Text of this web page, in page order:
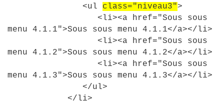
<ul class="niveau3">
<li><a href="Sous sous
menu 4.1.1">Sous sous menu 4 . 1 . 1</a></li>
<li><a href="Sous sous
menu 4.1.2">Sous sous menu 4 . 1 . 2</a></li>
<li><a href="Sous sous
menu 4.1.3">Sous sous menu 4 . 1 . 3</a></li>
</ul>
</li>